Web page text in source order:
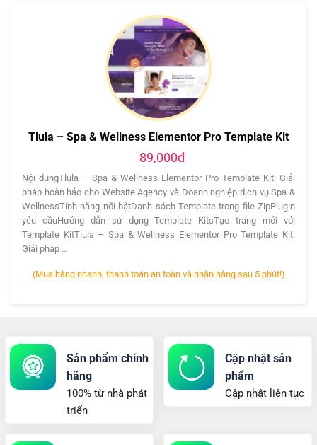
Tlula – Spa & Wellness Elementor Pro Template Kit
89,000đ
Nội dungTlula – Spa & Wellness Elementor Pro Template Kit: Giải
pháp hoàn hảo cho Website Agency và Doanh nghiệp dịch vụ Spa &
WellnessTính năng nổi bậtDanh sách Template trong file ZipPlugin
yêu cầuHướng dẫn sử dụng Template KitsTạo trang mới với
Template KitTlula – Spa & Wellness Elementor Pro Template Kit:
Giải pháp …
(Mua hàng nhanh, thanh toán an toàn và nhận hàng sau 5 phút!)
Sản phẩm chính
hãng
100% từ nhà phát
triển
Cập nhật sản
phẩm
Cập nhật liên tục